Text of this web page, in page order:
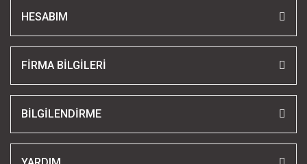
HESABIM
FİRMA BİLGİLERİ
BİLGİLENDİRME